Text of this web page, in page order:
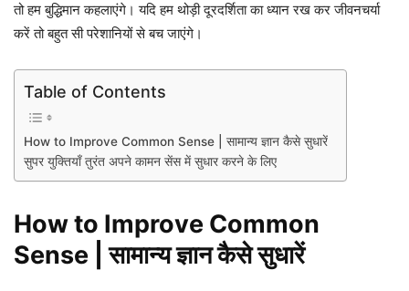
तो हम बुद्धिमान कहलाएंगे। यदि हम थोड़ी दूरदर्शिता का ध्यान रख कर जीवनचर्या
करें तो बहुत सी परेशानियों से बच जाएंगे।
Table of Contents
How to Improve Common Sense | सामान्य ज्ञान कैसे सुधारें
सुपर युक्तियाँ तुरंत अपने कामन सेंस में सुधार करने के लिए
How to Improve Common
Sense | सामान्य ज्ञान कैसे सुधारें